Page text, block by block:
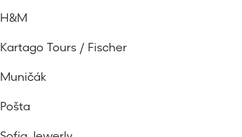
H&M
Kartago Tours / Fischer
Muničák
Pošta